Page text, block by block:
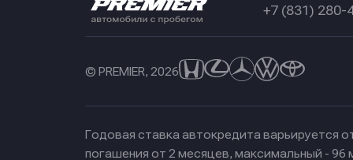
+7 (831) 280-
© PREMIER, 2026
Годовая ставка автокредита варьируется
погашения от 2 месяцев, максимальный - 96